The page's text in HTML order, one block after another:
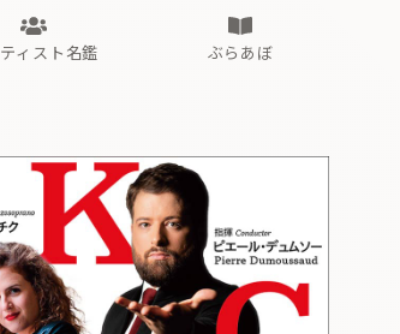
ラス！
フォルテピアノ・オデッセイ
ィスト名鑑 ぶらあぼ